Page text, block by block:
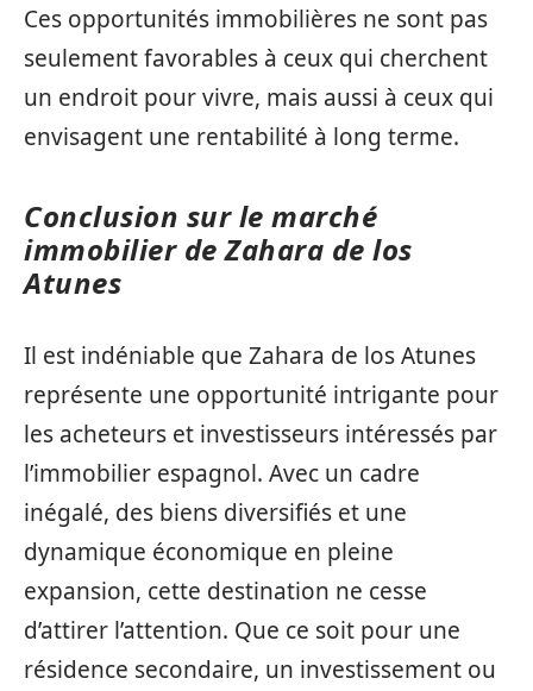
Ces opportunités immobilières ne sont pas
seulement favorables à ceux qui cherchent
un endroit pour vivre, mais aussi à ceux qui
envisagent une rentabilité à long terme.
Conclusion sur le marché
immobilier de Zahara de los
Atunes
Il est indéniable que Zahara de los Atunes
représente une opportunité intrigante pour
les acheteurs et investisseurs intéressés par
l’immobilier espagnol. Avec un cadre
inégalé, des biens diversifiés et une
dynamique économique en pleine
expansion, cette destination ne cesse
d’attirer l’attention. Que ce soit pour une
résidence secondaire, un investissement ou